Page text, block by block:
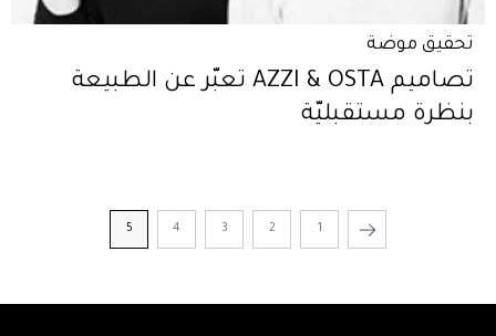
تحقيق موضة
تصاميم AZZI & OSTA تعبّر عن الطبيعة
بنظرة مستقبليّة
1
2
3
4
5